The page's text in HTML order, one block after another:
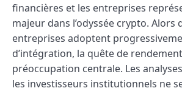
financières et les entreprises
majeur dans l’odyssée crypto. Alors
entreprises adoptent
d’intégration, la quête de
préoccupation centrale. Les
les investisseurs institutionnels ne